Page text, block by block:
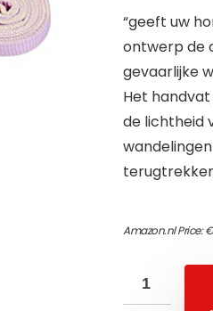
“geeft uw
ontwerp de
gevaarlijke
Het
de lichtheid
wandelingen
Amazon.nl Price:€